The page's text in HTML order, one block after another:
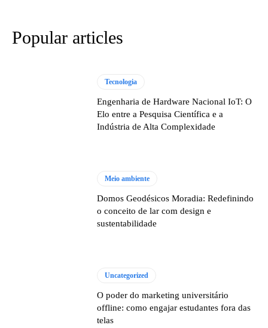
Popular articles
Tecnologia
Engenharia de Hardware Nacional IoT: O
Elo entre a Pesquisa Científica e a
Indústria de Alta Complexidade
Meio ambiente
Domos Geodésicos Moradia: Redefinindo
o conceito de lar com design e
sustentabilidade
Uncategorized
O poder do marketing universitário
offline: como engajar estudantes fora das
telas